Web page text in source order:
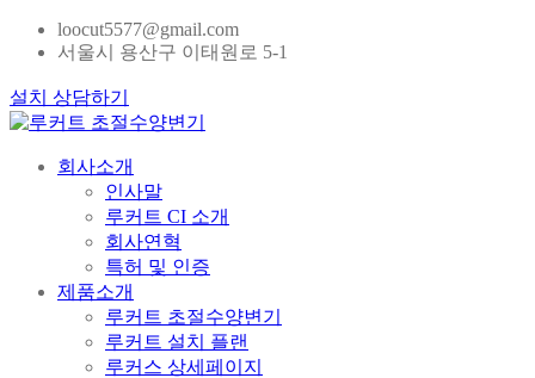
loocut5577@gmail.com
서울시 용산구 이태원로 5-1
설치 상담하기
회사소개
인사말
루커트 CI 소개
회사연혁
특허 및 인증
제품소개
루커트 초절수양변기
루커트 설치 플랜
루커스 상세페이지